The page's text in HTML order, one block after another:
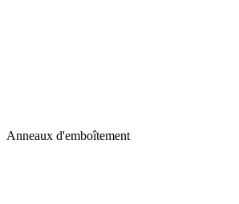
Anneaux d'emboîtement